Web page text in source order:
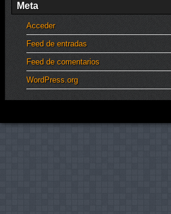
Meta
Acceder
Feed de entradas
Feed de comentarios
WordPress.org